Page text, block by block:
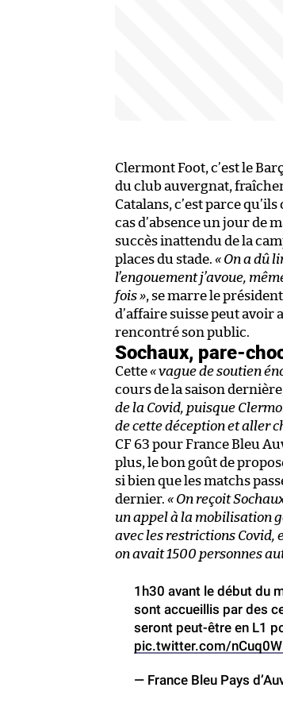
Clermont Foot, c’est le
du club auvergnat,
Catalans, c’est parce
cas d’absence un jour de
succès inattendu de la
places du stade. « On a dû
l’engouement j’avoue,
fois », se marre le
d’affaire suisse peut avoir
rencontré son public.
Sochaux, pare-
Cette« vague de soutien
cours de la saison
de la Covid, puisque
de cette déception et aller
CF 63 pour France Bleu
plus, le bon goût de
si bien que les matchs
dernier. « On reçoit
un appel à la mobilisation
avec les restrictions Covid,
on avait 1500 personnes
1h30 avant le début du
sont accueillis par des
seront peut-être en L1
pic.twitter.com/
— France Bleu Pays